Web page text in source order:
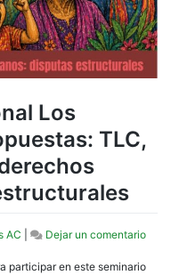
Los
TLC,
AC Dejar un comentarioen
participar en este seminario